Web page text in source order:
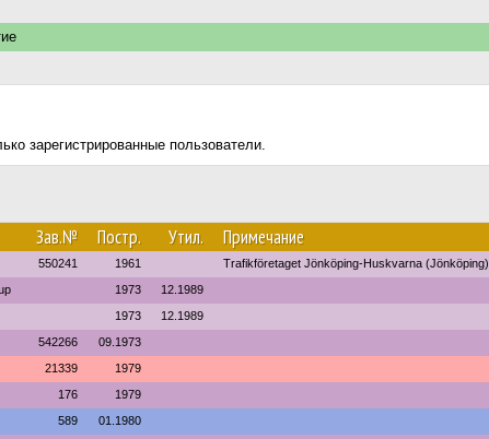
зарегистрированные пользователи.
Зав.№ Постр. Утил. Примечание
550241 1961 Trafikföretaget Jönköping-Huskvarna (Jönköping)
1973 12.1989
1973 12.1989
542266 09.1973
21339 1979
176 1979
589 01.1980